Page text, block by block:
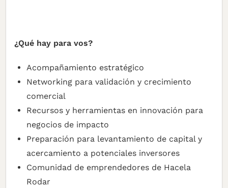
¿Qué hay para vos?
Acompañamiento estratégico
Networking para validación y crecimiento
comercial
Recursos y herramientas en innovación para
negocios de impacto
Preparación para levantamiento de capital y
acercamiento a potenciales inversores
Comunidad de emprendedores de Hacela
Rodar